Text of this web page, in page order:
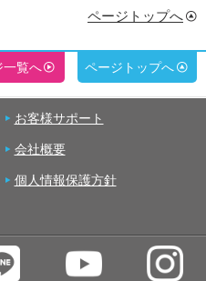
ページトップへ
一覧へ ページトップへ
お客様サポート
会社概要
個人情報保護方針